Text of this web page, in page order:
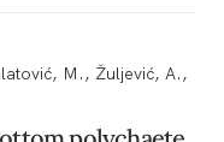
M., Žuljević, A.,